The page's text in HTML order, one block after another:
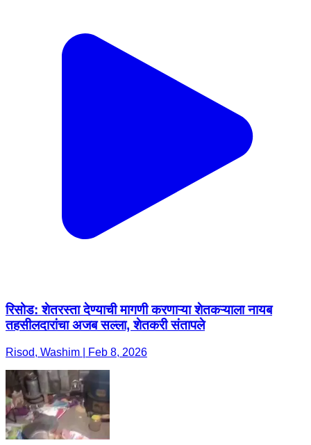
रिसोड: शेतरस्ता देण्याची मागणी करणाऱ्या शेतकऱ्याला नायब
तहसीलदारांचा अजब सल्ला, शेतकरी संतापले
Risod, Washim | Feb 8, 2026